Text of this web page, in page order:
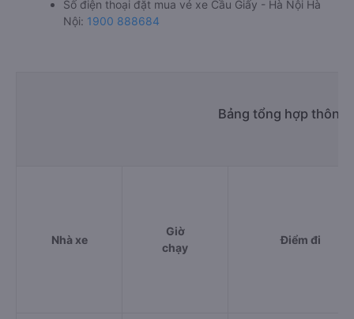
Số điện thoại đặt mua vé xe Cầu Giấy - Hà Nội Hà
Nội: 1900 888684
Bảng tổng hợp thông
Nhà xe
Giờ
chạy
Điểm đi